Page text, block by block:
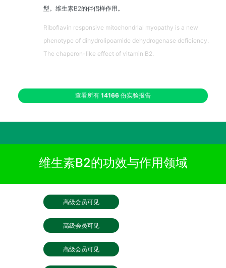
型。维生素B2的伴侣样作用。
Riboflavin responsive mitochondrial myopathy is a new
phenotype of dihydrolipoamide dehydrogenase deficiency.
The chaperon-like effect of vitamin B2.
查看所有 14166 份实验报告
维生素B2的功效与作用领域
高级会员可见
高级会员可见
高级会员可见